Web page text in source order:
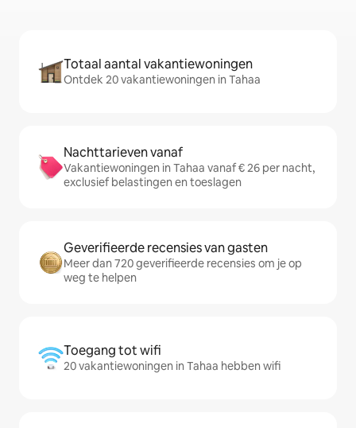
Totaal aantal vakantiewoningen
Ontdek 20 vakantiewoningen in Tahaa
Nachttarieven vanaf
Vakantiewoningen in Tahaa vanaf € 26 per nacht,
exclusief belastingen en toeslagen
Geverifieerde recensies van gasten
Meer dan 720 geverifieerde recensies om je op
weg te helpen
Toegang tot wifi
20 vakantiewoningen in Tahaa hebben wifi